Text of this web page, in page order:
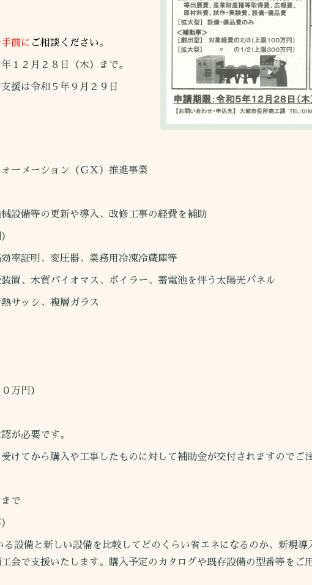
前に ご相談ください。
２月２８日（木）まで。
援は令和５年９月２９日
ーメーション（ＧＸ）推進事業
備等の更新や導入、改修工事の経費を補助
証明、変圧器、業務用冷凍冷蔵庫等
、木質バイオマス、ボイラー、蓄電池を伴う太陽光パネル
ッシ、複層ガラス
万円）
が必要です。
てから購入や工事したものに対して補助金が交付されますのでご注
で
設備と新しい設備を比較してどのくらい省エネになるのか、新規導
会で支援いたします。購入予定のカタログや既存設備の型番等をご